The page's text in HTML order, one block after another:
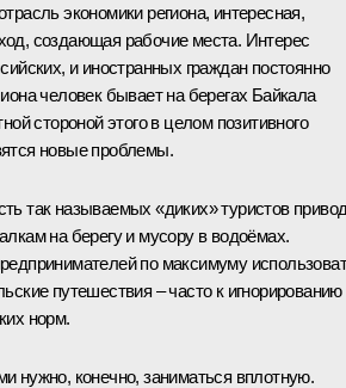
экономики региона, интересная,
создающая рабочие места. Интерес
и иностранных граждан постоянно
человек бывает на берегах Байкала
стороной этого в целом позитивного
новые проблемы.
так называемых «диких» туристов
на берегу и мусору в водоёмах.
по максимуму
путешествия – часто к игнорированию
норм.
нужно, конечно, заниматься вплотную.